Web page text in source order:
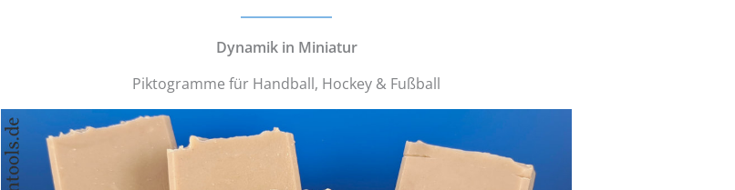
Dynamik in Miniatur
Piktogramme für Handball, Hockey & Fußball